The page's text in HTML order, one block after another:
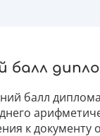
балл
балл
к документу